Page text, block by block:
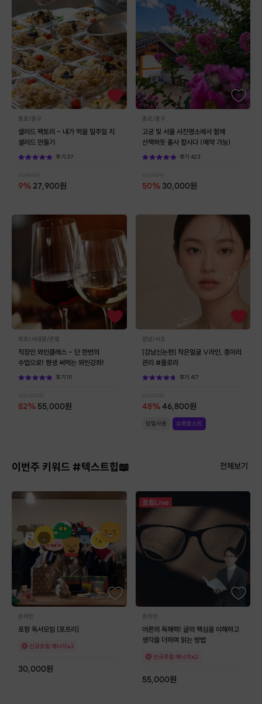
종로/중구
샐러드 팩토리 - 내가 먹을 일주일 치
샐러드 만들기
후기 37
9% 27,900원
종로/중구
고궁 및 서울 사진명소에서 함께
산책하듯 출사 합시다 (예약 가능)
후기 423
50% 30,000원
마포/서대문/은평
직장인 와인클래스 - 단 한번의
수업으로! 평생 써먹는 와인강좌!
후기111
82% 55,000원
강남/서초
[강남신논현] 작은얼굴 V라인, 종아리
관리 #플로라
후기 417
48%46,800원
당일사용 슈퍼호스트
이번주 키워드 #텍스트힙📖 전체보기
온라인
포항 독서모임 [포프리]
신규프립 에너지x2
30,000원
온라인
어른의 독해력! 글의 핵심을 이해하고
생각을 더하며 읽는 방법
신규프립 에너지x2
55,000원